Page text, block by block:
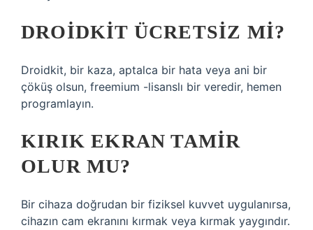
DROIDKIT ÜCRETSIZ MI?
Droidkit, bir kaza, aptalca bir hata veya ani bir
çöküş olsun, freemium -lisanslı bir veredir, hemen
programlayın.
KIRIK EKRAN TAMIR
OLUR MU?
Bir cihaza doğrudan bir fiziksel kuvvet uygulanırsa,
cihazın cam ekranını kırmak veya kırmak yaygındır.